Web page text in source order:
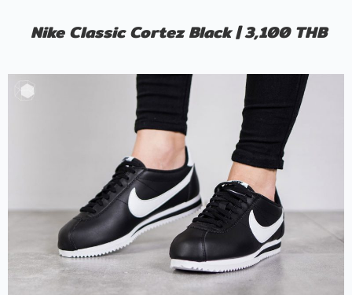
Nike Classic Cortez Black | 3,100 THB